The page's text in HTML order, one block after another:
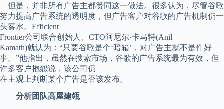
但是，并非所有广告主都赞同这一做法。很多认为，尽管谷歌
努力提高广告系统的透明度，但广告客户对谷歌的广告机制仍一
头雾水。Efficient
Frontier公司联合创始人、CTO阿尼尔·卡马特(Anil
Kamath)就认为：“只要谷歌是个‘暗箱’，对广告主就不是件好
事。”他指出，虽然在搜索市场，谷歌的广告系统最为有效，但
许多客户抱怨说，该公司仍
在主观上判断某个广告是否该发布。
分析团队高屋建瓴